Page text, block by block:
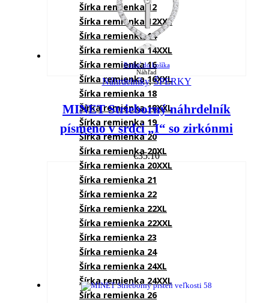
Šírka remienka 12
Šírka remienka 12XXL
Šírka remienka 14
Šírka remienka 14XXL
Šírka remienka 16
Šírka remienka 16XXL
Šírka remienka 18
Šírka remienka 18XXL
Šírka remienka 19
Šírka remienka 20
Šírka remienka 20XL
Šírka remienka 20XXL
Šírka remienka 21
Šírka remienka 22
Šírka remienka 22XL
Šírka remienka 22XXL
Šírka remienka 23
Šírka remienka 24
Šírka remienka 24XL
Šírka remienka 24XXL
Šírka remienka 26
Pridať do košíka
Náhľad
Náhrdelníky,ŠPERKY
MINET Strieborný náhrdelník
písmeno v srdci „I“ so zirkónmi
€35.10